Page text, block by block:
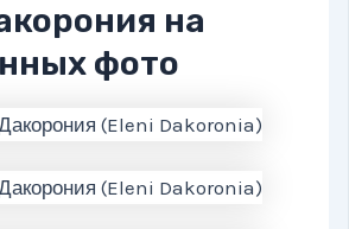
на
фото